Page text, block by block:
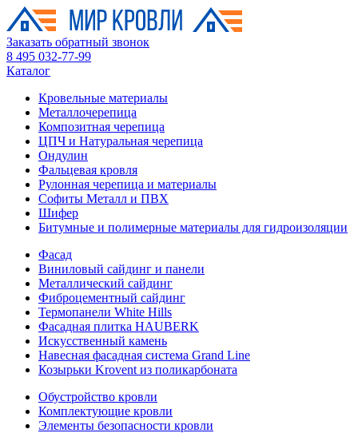
Заказать обратный звонок
8 495 032-77-99
Каталог
Кровельные материалы
Металлочерепица
Композитная черепица
ЦПЧ и Натуральная черепица
Ондулин
Фальцевая кровля
Рулонная черепица и материалы
Софиты Металл и ПВХ
Шифер
Битумные и полимерные материалы для гидроизоляции
Фасад
Виниловый сайдинг и панели
Металлический сайдинг
Фиброцементный сайдинг
Термопанели White Hills
Фасадная плитка HAUBERK
Искусственный камень
Навесная фасадная система Grand Line
Козырьки Krovent из поликарбоната
Обустройство кровли
Комплектующие кровли
Элементы безопасности кровли